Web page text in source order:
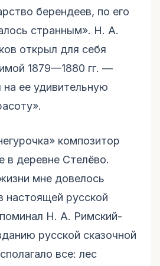
берендеев, по его
странным». Н. А.
открыл для себя
1879—1880 гг. —
на ее удивительную
композитор
в деревне Стелёво.
мне довелось
настоящей русской
Н. А. Римский-
русской сказочной
все: лес